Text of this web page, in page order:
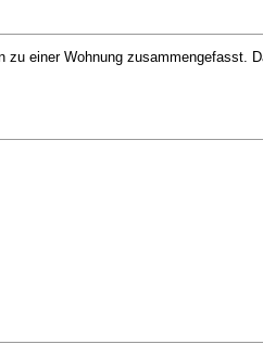
zu einer Wohnung zusammengefasst.